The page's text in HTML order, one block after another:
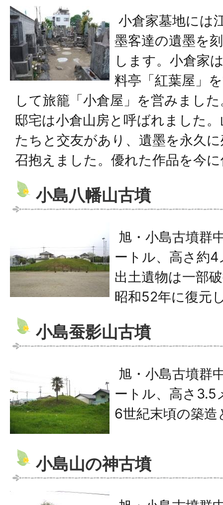
小倉家墓地には
墨客達の遺墨を
します。小倉家
料亭「紅葉屋」
して旅籠「小倉屋」を営みまし
邸宅は小倉山房と呼ばれました
たちと交友があり、遺墨を永久
召抱えました。優れた作品を今
小島八幡山古墳
旭・小島古墳群
ートル、高さ約
出土遺物は一部
昭和52年に復元
小島蚕影山古墳
旭・小島古墳群
ートル、高さ3.5
6世紀末頃の築
小島山の神古墳